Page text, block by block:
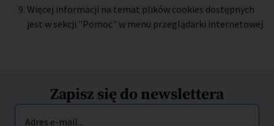
Więcej informacji na temat plików cookies dostępnych
jest w sekcji "Pomoc" w menu przeglądarki internetowej.
Zapisz się do newslettera
Adres e-mail...